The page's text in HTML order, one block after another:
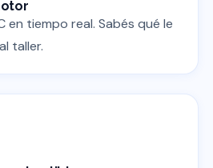
en tiempo real. Sabés qué le
taller.